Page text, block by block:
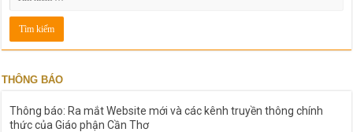
THÔNG BÁO
Thông báo: Ra mắt Website mới và các kênh truyền thông chính
thức của Giáo phận Cần Thơ